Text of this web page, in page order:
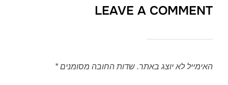
LEAVE A COMMENT
האימייל לא יוצג באתר. שדות החובה מסומנים*